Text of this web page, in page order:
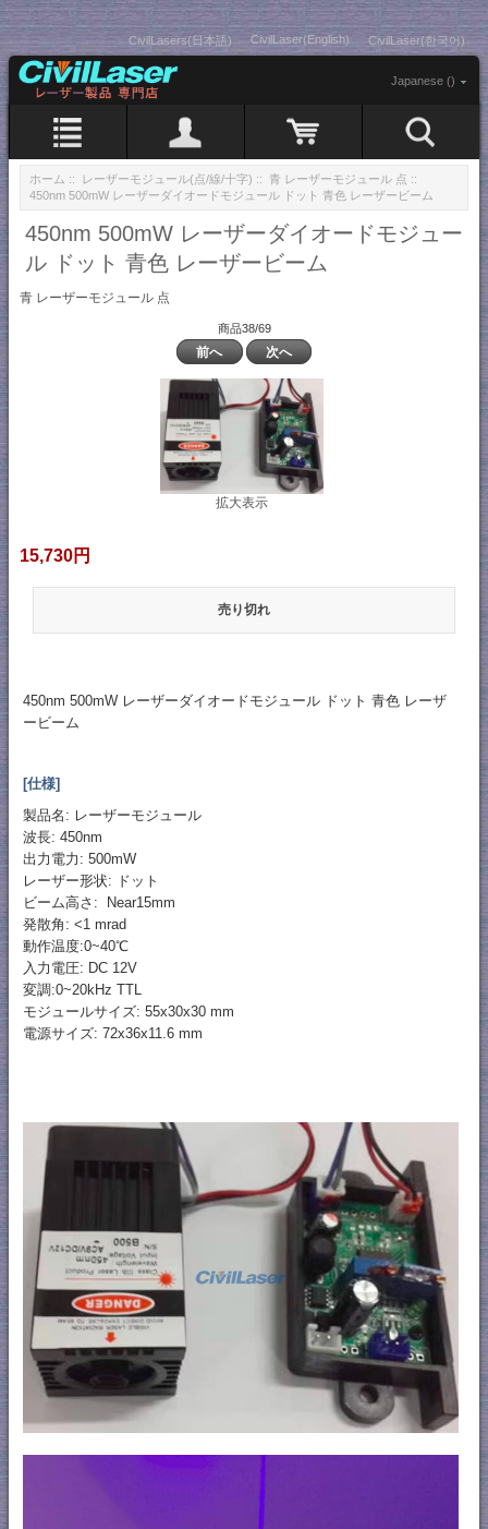
CivilLasers(日本語) CivilLaser(English) CivilLaser(한국어)
Japanese ()
ホーム :: レーザーモジュール(点/線/十字) :: 青 レーザーモジュール 点 ::
450nm 500mW レーザーダイオードモジュール ドット 青色 レーザービーム
450nm 500mW レーザーダイオードモジュー
ル ドット 青色 レーザービーム
青 レーザーモジュール 点
商品38/69
前へ 次へ
拡大表示
15,730円
売り切れ
450nm 500mW レーザーダイオードモジュール ドット 青色 レーザ
ービーム
[仕様]
製品名: レーザーモジュール
波長: 450nm
出力電力: 500mW
レーザー形状: ドット
ビーム高さ: Near15mm
発散角: <1 mrad
動作温度:0~40℃
入力電圧: DC 12V
変調:0~20kHz TTL
モジュールサイズ: 55x30x30 mm
電源サイズ: 72x36x11.6 mm